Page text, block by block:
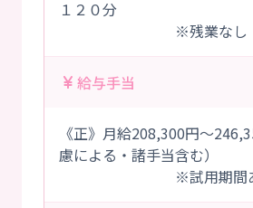
１２０分
※残業なし
給与手当
《正》月給208,300円～
慮による・諸手当含む）
※試用期間あ